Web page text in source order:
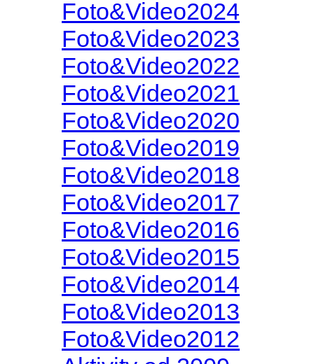
Foto&Video2024
Foto&Video2023
Foto&Video2022
Foto&Video2021
Foto&Video2020
Foto&Video2019
Foto&Video2018
Foto&Video2017
Foto&Video2016
Foto&Video2015
Foto&Video2014
Foto&Video2013
Foto&Video2012